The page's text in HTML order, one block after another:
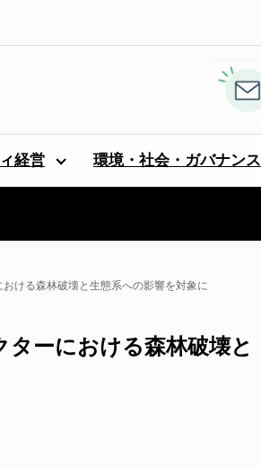
経営 環境・社会・ガバナンス
ける森林破壊と生態系への影響を対象に
ーにおける森林破壊と